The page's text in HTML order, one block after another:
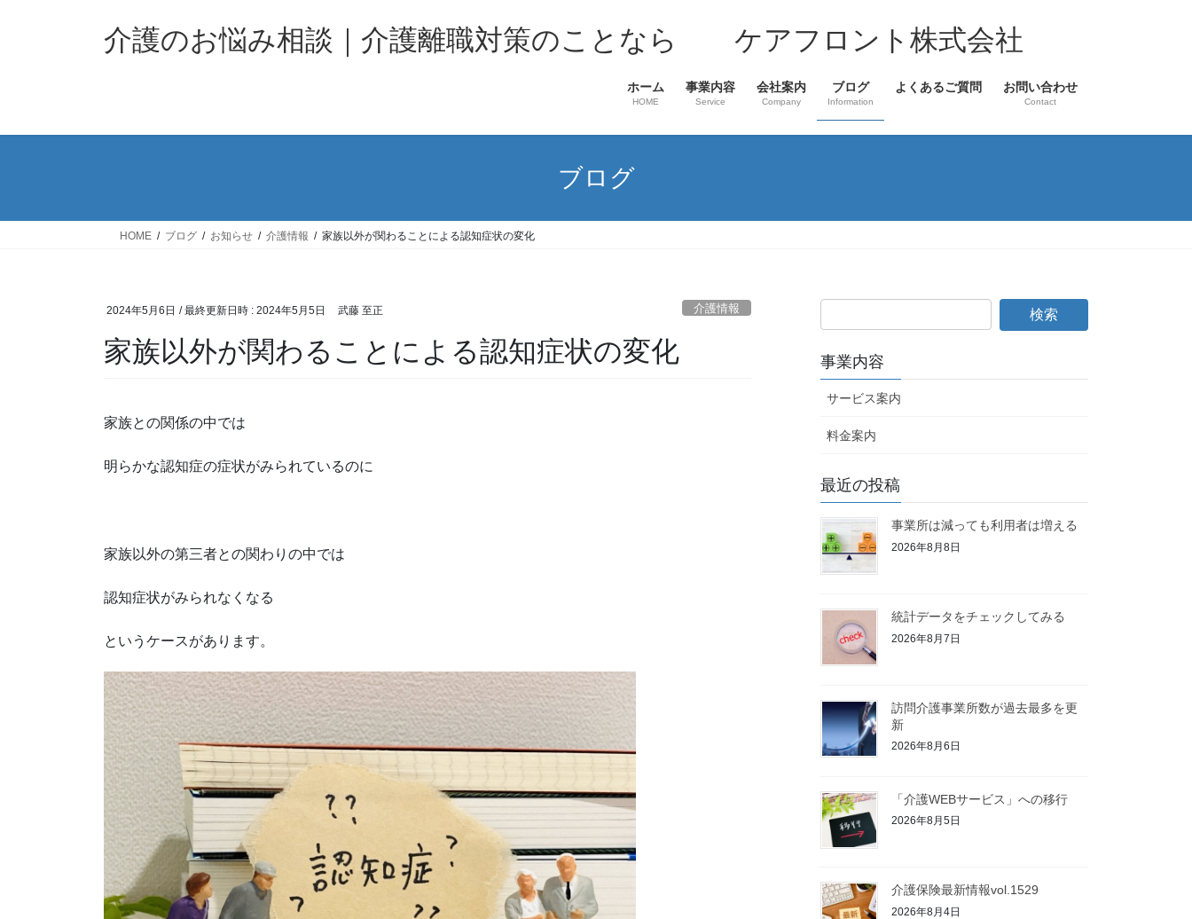
ス
ン
介護のお悩み相談｜介護離職対策のことなら ケアフロント株式会社
ホーム
HOME
事業内容
Service
会社案内
Company
ブログ
Information
よくあるご質問 お問い合わせ
Contact
ブログ
HOME ブログ お知らせ 介護情報 家族以外が関わることによる認知症状の変化
2024年5月6日 / 最終更新日時 : 2024年5月5日 武藤 至正 介護情報
家族以外が関わることによる認知症状の変化
家族との関係の中では
明らかな認知症の症状がみられているのに
家族以外の第三者との関わりの中では
認知症状がみられなくなる
というケースがあります。
事業内容
サービス案内
料金案内
最近の投稿
事業所は減っても利用者は増える
2026年8月8日
統計データをチェックしてみる
2026年8月7日
訪問介護事業所数が過去最多を更
新
2026年8月6日
「介護WEBサービス」への移行
2026年8月5日
介護保険最新情報vol.1529
2026年8月4日